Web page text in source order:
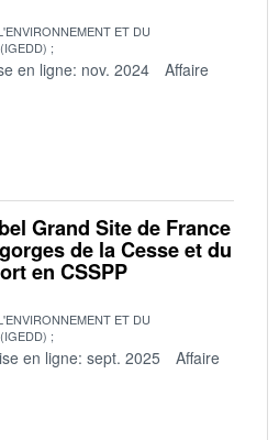
ET DU
en ligne: nov. 2024
Affaire
Grand Site de France
de la Cesse et du
en CSSPP
ET DU
en ligne: sept. 2025
Affaire